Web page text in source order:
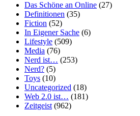
Das Schöne an Online (27)
Definitionen (35)
Fiction (52)
In Eigener Sache (6)
Lifestyle (509)
Media (76)
Nerd ist… (253)
Nerd? (5)
Toys (10)
Uncategorized (18)
Web 2.0 ist… (181)
Zeitgeist(962)